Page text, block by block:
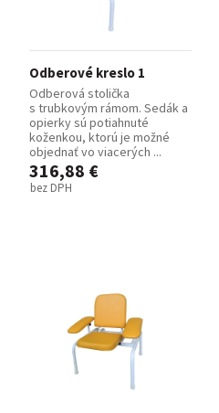
Odberové kreslo 1
Odberová stolička
s trubkovým rámom. Sedák a
opierky sú potiahnuté
koženkou, ktorú je možné
objednať vo viacerých ...
316,88 €
bez DPH